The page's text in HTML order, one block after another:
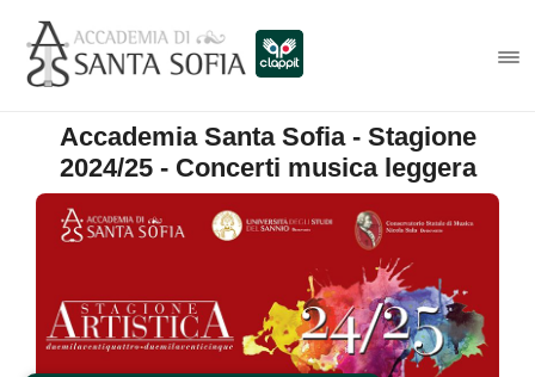
Accademia Santa Sofia - Stagione
2024/25 - Concerti musica leggera